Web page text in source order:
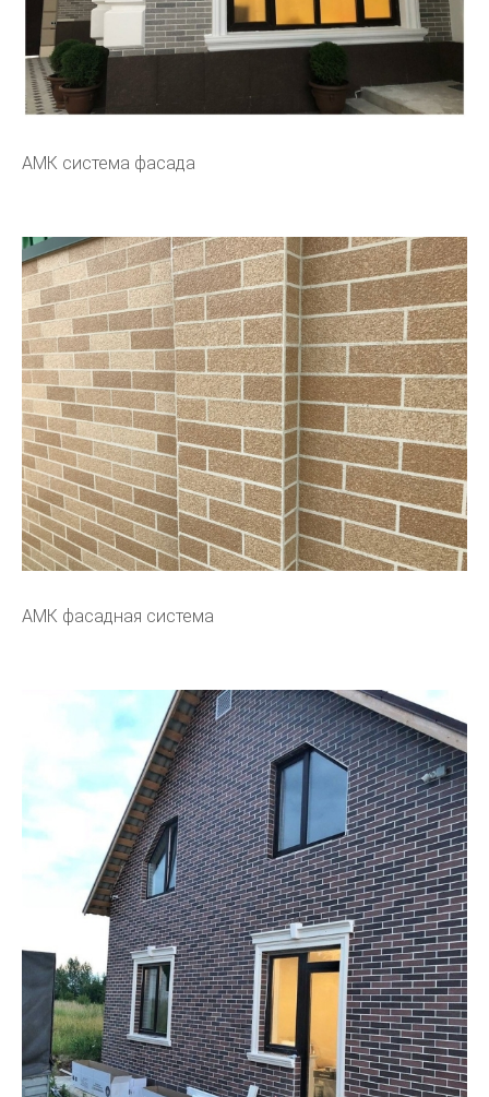
АМК система фасада
АМК фасадная система